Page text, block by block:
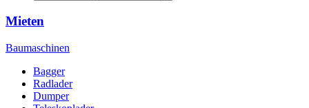
Mieten
Baumaschinen
Bagger
Radlader
Dumper